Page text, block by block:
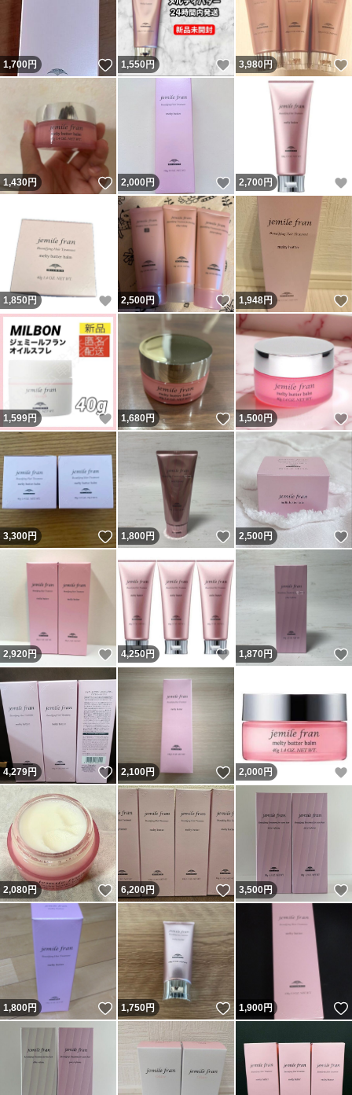
1,700円 いいね！
1,550円 いいね！
3,980円
1,430円 いいね！
2,000円 いいね！
2,700 円
1,850 円 いいね！
2,500円 いいね！
1,948円
1,599円 いいね！
1,680円 いいね！
1,500円
3,300円 いいね！
1,800円 いいね！
2,500円
2,920円 いいね！
4,250円 いいね！
1,870円
4,279円 いいね！
2,100円 いいね！
2,000 円
2,080円 いいね！
6,200円 いいね！
3,500円
1,800円 いいね！
1,750円 いいね！
1,900円